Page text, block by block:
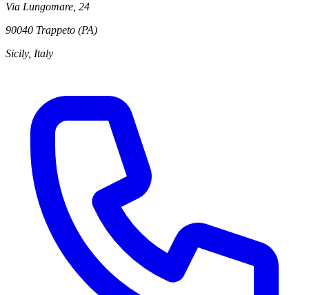
Via Lungomare, 24
90040 Trappeto (PA)
Sicily, Italy